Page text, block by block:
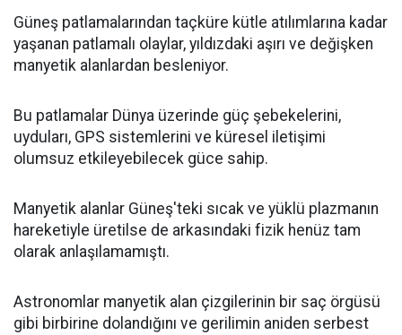
Güneş patlamalarından taçküre kütle atılımlarına kadar
yaşanan patlamalı olaylar, yıldızdaki aşırı ve değişken
manyetik alanlardan besleniyor.
Bu patlamalar Dünya üzerinde güç şebekelerini,
uyduları, GPS sistemlerini ve küresel iletişimi
olumsuz etkileyebilecek güce sahip.
Manyetik alanlar Güneş'teki sıcak ve yüklü plazmanın
hareketiyle üretilse de arkasındaki fizik henüz tam
olarak anlaşılamamıştı.
Astronomlar manyetik alan çizgilerinin bir saç örgüsü
gibi birbirine dolandığını ve gerilimin aniden serbest